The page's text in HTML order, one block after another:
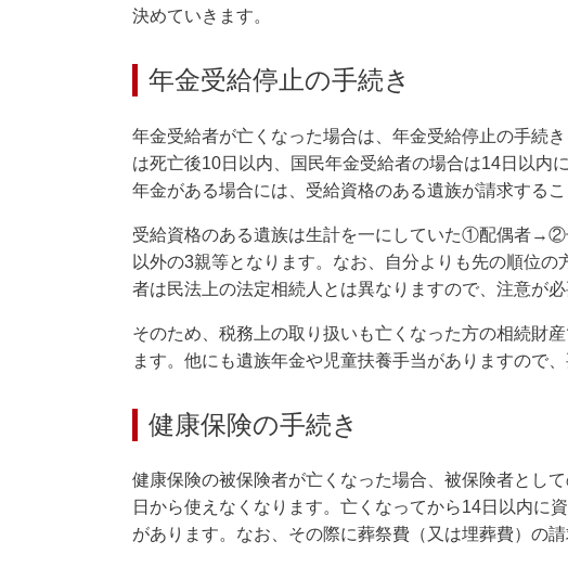
決めていきます。
年金受給停止の手続き
年金受給者が亡くなった場合は、年金受給停止の手続
は死亡後10日以内、国民年金受給者の場合は14日以内
年金がある場合には、受給資格のある遺族が請求する
受給資格のある遺族は生計を一にしていた①配
以外の3親等となります。なお、自分よりも先の順位
者は民法上の法定相続人とは異なりますので、注意が必
そのため、税務上の取り扱いも亡くなった方の相続財
ます。他にも遺族年金や児童扶養手当がありますので
健康保険の手続き
健康保険の被保険者が亡くなった場合、被保険者とし
日から使えなくなります。亡くなってから14日以内に
があります。なお、その際に葬祭費（又は埋葬費）の